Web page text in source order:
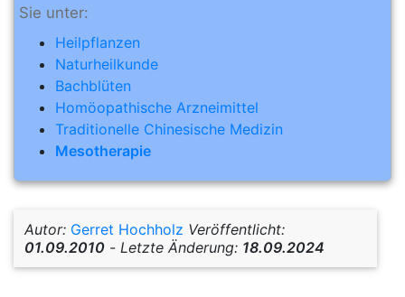
Sie unter:
Heilpflanzen
Naturheilkunde
Bachblüten
Homöopathische Arzneimittel
Traditionelle Chinesische Medizin
Mesotherapie
Autor: Gerret Hochholz Veröffentlicht:
01.09.2010 - Letzte Änderung: 18.09.2024